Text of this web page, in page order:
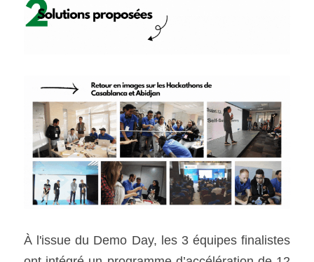
À l'issue du Demo Day, les 3 équipes finalistes